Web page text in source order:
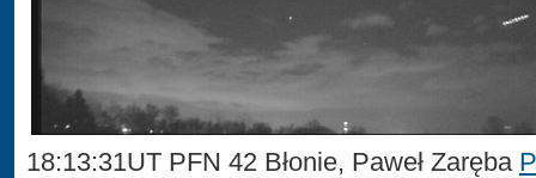
18:13:31UT PFN 42 Błonie, Paweł Zaręba